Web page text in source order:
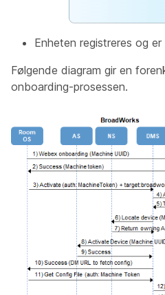
Enheten registreres og
Følgende diagram gir en
onboarding-prosessen.